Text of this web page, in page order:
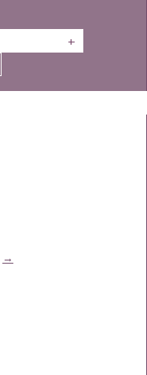
+
→